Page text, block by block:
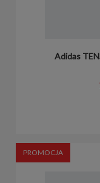
Adidas
PROMOCJA